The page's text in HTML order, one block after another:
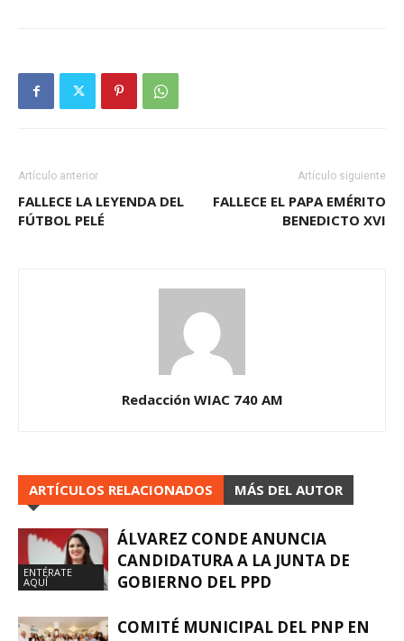
Artículo anterior
FALLECE LA LEYENDA DEL
FÚTBOL PELÉ
Artículo siguiente
FALLECE EL PAPA EMÉRITO
BENEDICTO XVI
Redacción WIAC 740 AM
ARTÍCULOS RELACIONADOS MÁS DEL AUTOR
ENTÉRATE
AQUÍ
ÁLVAREZ CONDE ANUNCIA
CANDIDATURA A LA JUNTA DE
GOBIERNO DEL PPD
COMITÉ MUNICIPAL DEL PNP EN